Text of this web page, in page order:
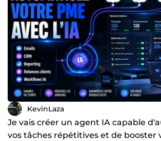
KevinLaza
Je vais créer un agent IA capable
vos tâches répétitives et de booster